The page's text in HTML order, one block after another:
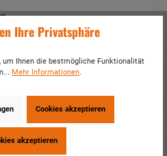
Ihre Privatsphäre
um Ihnen die bestmögliche Funktionalität
Mehr Informationen.
Cookies akzeptieren
akzeptieren